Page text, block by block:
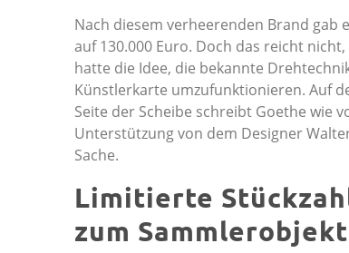
Nach diesem verheerenden Brand gab
auf 130.000 Euro. Doch das reicht
hatte die Idee, die bekannte
Künstlerkarte umzufunktionieren. Auf
Seite der Scheibe schreibt Goethe wie
Unterstützung von dem Designer
Sache.
Limitierte
zum Sammlerobjekt